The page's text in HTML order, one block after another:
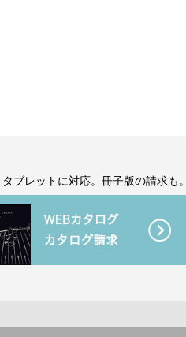
ブレットに対応。冊子版の請求も。